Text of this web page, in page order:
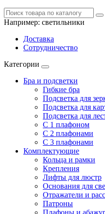
Например: светильники
Доставка
Сотрудничество
Категории
Бра и подсветки
Гибкие бра
Подсветка для
Подсветка для
Подсветка для
С 1 плафоном
С 2 плафонами
С 3 плафонами
Комплектующие
Кольца и рамки
Крепления
Лифты для люстр
Основания для
Отражатели и
Патроны
Плафоны и